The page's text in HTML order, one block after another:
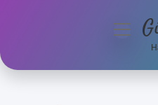
Anasayfa
menüyü